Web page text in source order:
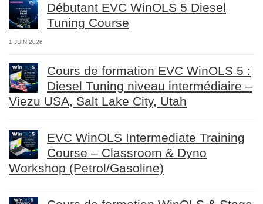
Débutant EVC WinOLS 5 Diesel
Tuning Course
1 JUIN 2026
Cours de formation EVC WinOLS 5 :
Diesel Tuning niveau intermédiaire –
Viezu USA, Salt Lake City, Utah
EVC WinOLS Intermediate Training
Course – Classroom & Dyno
Workshop (Petrol/Gasoline)